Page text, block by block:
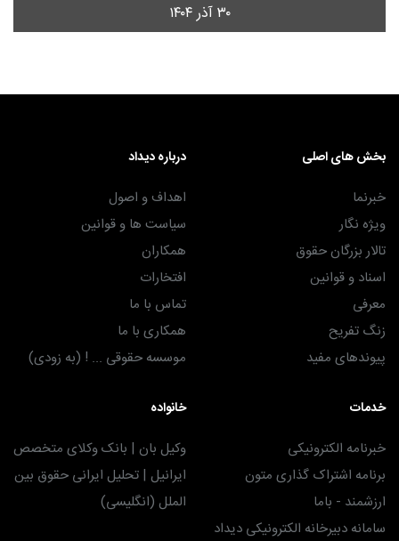
۳۰ آذر ۱۴۰۴
بخش های اصلی
خبرنما
ویژه نگار
تالار بزرگان حقوق
اسناد و قوانین
معرفی
زنگ تفریح
پیوندهای مفید
درباره دیداد
اهداف و اصول
سیاست ها و قوانین
همکاران
افتخارات
تماس با ما
همکاری با ما
موسسه حقوقی ... ! (به زودی)
خدمات
خبرنامه الکترونیکی
برنامه اشتراک گذاری متون
ارزشمند - باما
سامانه دبیرخانه الکترونیکی دیداد
خانواده
وکیل بان | بانک وکلای متخصص
ایرانیل | تحلیل ایرانی حقوق بین
الملل (انگلیسی)